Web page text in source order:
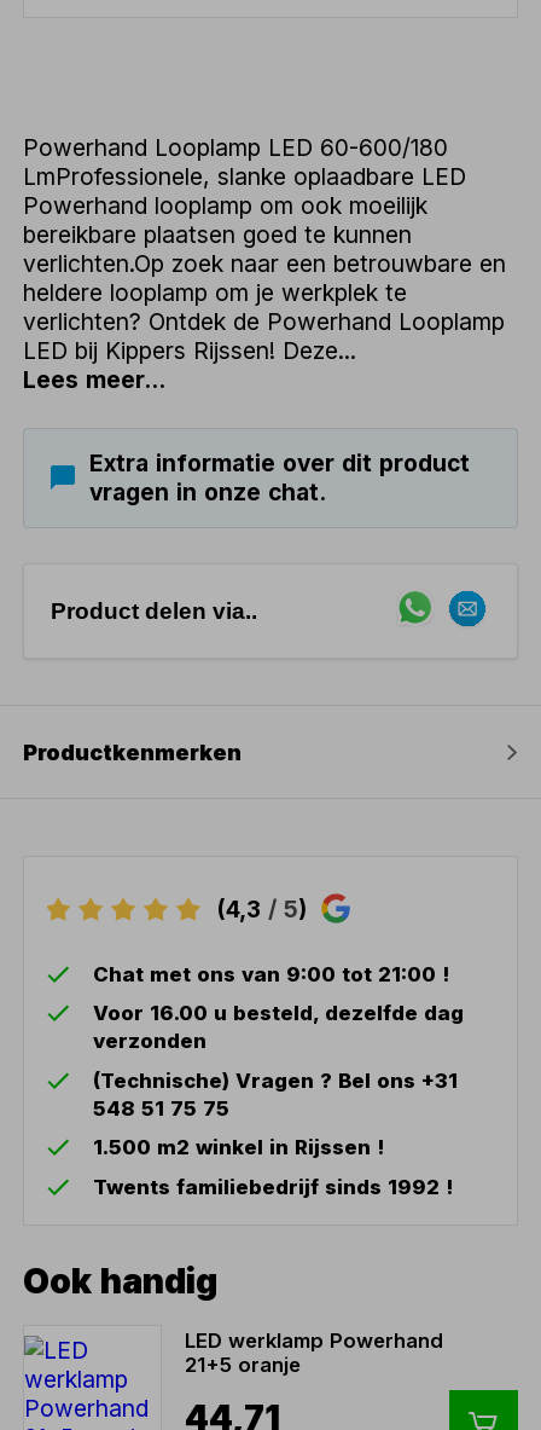
Powerhand Looplamp LED 60-600/180
LmProfessionele, slanke oplaadbare LED
Powerhand looplamp om ook moeilijk
bereikbare plaatsen goed te kunnen
verlichten.Op zoek naar een betrouwbare en
heldere looplamp om je werkplek te
verlichten? Ontdek de Powerhand Looplamp
LED bij Kippers Rijssen! Deze...
Lees meer...
Extra informatie over dit product
vragen in onze chat.
Product delen via..
Productkenmerken
(4,3 / 5)
Chat met ons van 9:00 tot 21:00 !
Voor 16.00 u besteld, dezelfde dag
verzonden
(Technische) Vragen ? Bel ons +31
548 51 75 75
1.500 m2 winkel in Rijssen !
Twents familiebedrijf sinds 1992 !
Ook handig
LED werklamp Powerhand
21+5 oranje
44,71